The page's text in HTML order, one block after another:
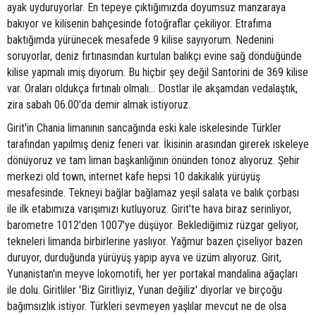
ayak uyduruyorlar. En tepeye çıktığımızda doyumsuz manzaraya
bakıyor ve kilisenin bahçesinde fotoğraflar çekiliyor. Etrafıma
baktığımda yürünecek mesafede 9 kilise sayıyorum. Nedenini
soruyorlar, deniz fırtınasından kurtulan balıkçı evine sağ döndüğünde
kilise yapmalı imiş diyorum. Bu hiçbir şey değil Santorini de 369 kilise
var. Oraları oldukça fırtınalı olmalı... Dostlar ile akşamdan vedalaştık,
zira sabah 06.00'da demir almak istiyoruz.
Girit'in Chania limanının sancağında eski kale iskelesinde Türkler
tarafından yapılmış deniz feneri var. İkisinin arasından girerek iskeleye
dönüyoruz ve tam liman başkanlığının önünden tonoz alıyoruz. Şehir
merkezi old town, internet kafe hepsi 10 dakikalık yürüyüş
mesafesinde. Tekneyi bağlar bağlamaz yeşil salata ve balık çorbası
ile ilk etabımıza varışımızı kutluyoruz. Girit'te hava biraz serinliyor,
barometre 1012'den 1007'ye düşüyor. Beklediğimiz rüzgar geliyor,
tekneleri limanda birbirlerine yaslıyor. Yağmur bazen çiseliyor bazen
duruyor, durduğunda yürüyüş yapıp ayva ve üzüm alıyoruz. Girit,
Yunanistan'ın meyve lokomotifi, her yer portakal mandalina ağaçları
ile dolu. Giritliler 'Biz Giritliyiz, Yunan değiliz' diyorlar ve birçoğu
bağımsızlık istiyor. Türkleri sevmeyen yaşlılar mevcut ne de olsa